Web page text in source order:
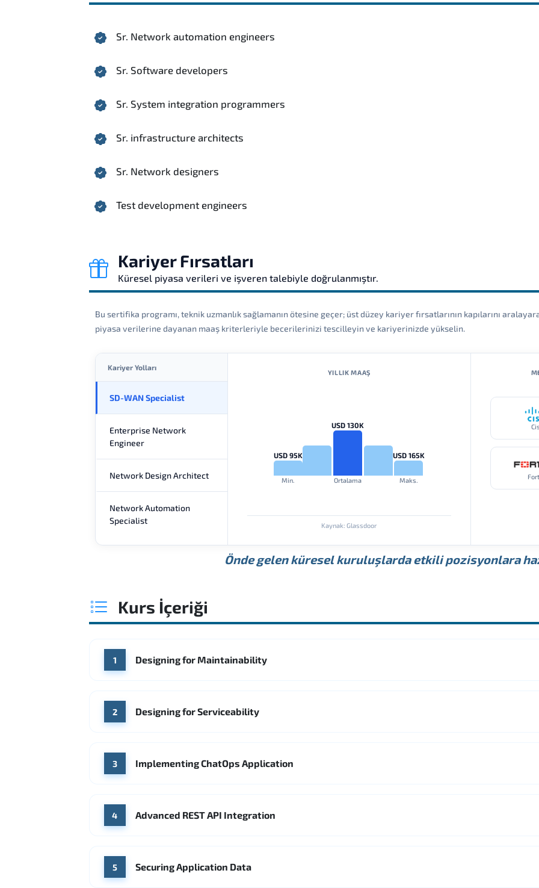
Sr. Network automation engineers
Sr. Software developers
Sr. System integration programmers
Sr. infrastructure architects
Sr. Network designers
Test development engineers
Kariyer Fırsatları
Küresel piyasa verileri ve işveren talebiyle doğrulanmıştır.
Bu sertifika programı, teknik uzmanlık sağlamanın ötesine geçer; üst düzey kariyer fırsatlarının kapılarını
piyasa verilerine dayanan maaş kriterleriyle becerilerinizi tescilleyin ve kariyerinizde yükselin.
Kariyer Yolları
SD-WAN Specialist
Enterprise Network
Engineer
Network Design Architect
Network Automation
Specialist
YILLIK MAAŞ
USD 95K
Min.
USD 130K
Ortalama
USD 165K
Maks.
Kaynak: Glassdoor
Önde gelen küresel kuruluşlarda etkili pozisyonlara
Kurs İçeriği
1 Designing for Maintainability
2 Designing for Serviceability
3 Implementing ChatOps Application
4 Advanced REST API Integration
5 Securing Application Data